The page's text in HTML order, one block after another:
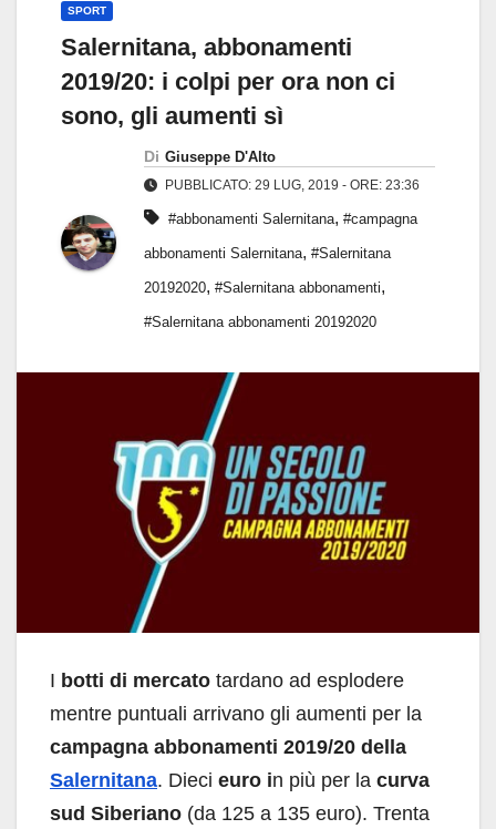
SPORT
Salernitana, abbonamenti
2019/20: i colpi per ora non ci
sono, gli aumenti sì
Di Giuseppe D'Alto
PUBBLICATO: 29 LUG, 2019 - ORE: 23:36
#abbonamenti Salernitana, #campagna
abbonamenti Salernitana, #Salernitana
20192020, #Salernitana abbonamenti,
#Salernitana abbonamenti 20192020
I botti di mercato tardano ad esplodere
mentre puntuali arrivano gli aumenti per la
campagna abbonamenti 2019/20 della
Salernitana. Dieci euro in più per la curva
sud Siberiano (da 125 a 135 euro). Trenta